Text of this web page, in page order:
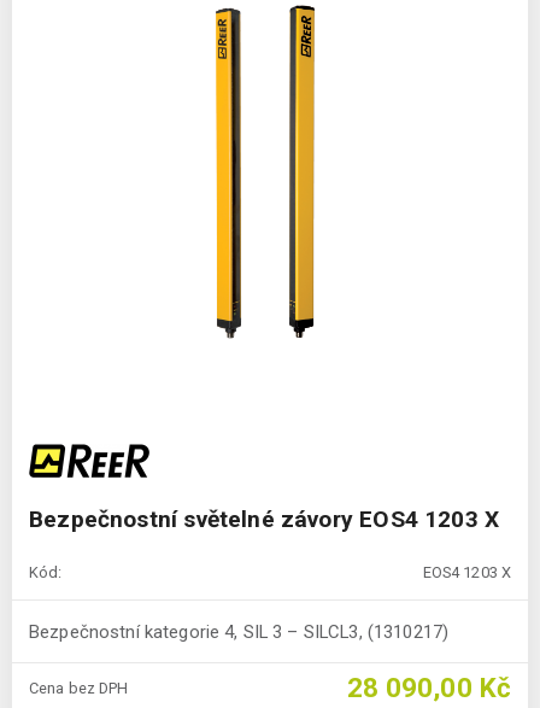
Bezpečnostní světelné závory EOS4 1203 X
Kód: EOS4 1203 X
Bezpečnostní kategorie 4, SIL 3 – SILCL3, (1310217)
Cena bez DPH 28 090,00 Kč